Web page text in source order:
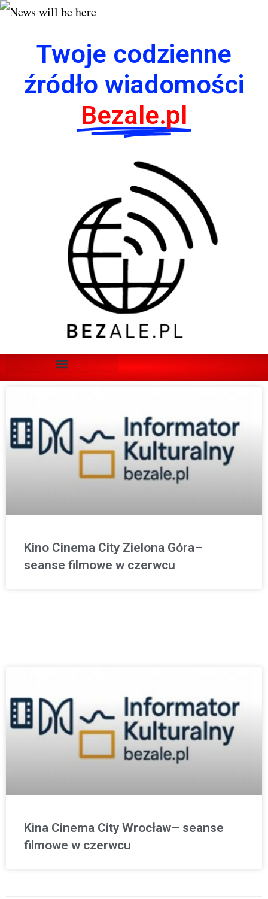
Twoje codzienne
źródło wiadomości
Bezale.pl
Kino Cinema City Zielona Góra–
seanse filmowe w czerwcu
Kina Cinema City Wrocław– seanse
filmowe w czerwcu